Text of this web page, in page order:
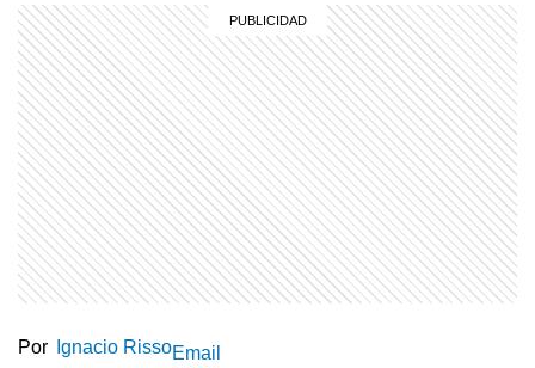
Por Ignacio RissoEmail